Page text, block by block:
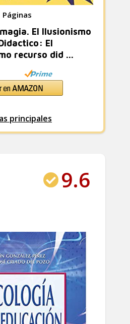
Páginas
El Ilusionismo
El
recurso did ...
principales
9.6